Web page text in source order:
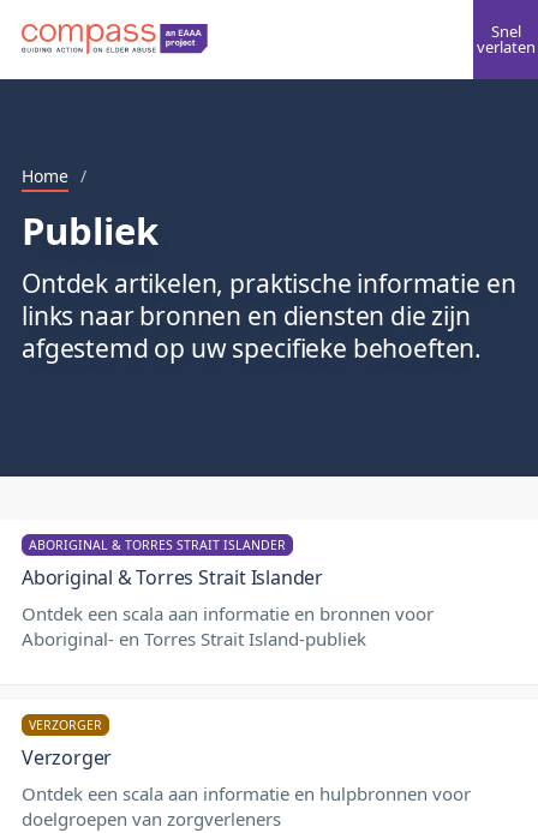
Snel
verlaten
Home /
Publiek
Ontdek artikelen, praktische informatie en
links naar bronnen en diensten die zijn
afgestemd op uw specifieke behoeften.
ABORIGINAL & TORRES STRAIT ISLANDER
Aboriginal & Torres Strait Islander
Ontdek een scala aan informatie en bronnen voor
Aboriginal- en Torres Strait Island-publiek
VERZORGER
Verzorger
Ontdek een scala aan informatie en hulpbronnen voor
doelgroepen van zorgverleners